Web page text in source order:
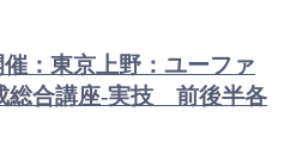
催：東京上野：ユーファ
総合講座-実技 前後半各